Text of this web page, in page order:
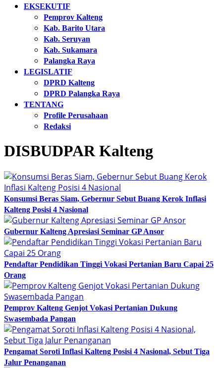
EKSEKUTIF
Pemprov Kalteng
Kab. Barito Utara
Kab. Seruyan
Kab. Sukamara
Palangka Raya
LEGISLATIF
DPRD Kalteng
DPRD Palangka Raya
TENTANG
Profile Perusahaan
Redaksi
DISBUDPAR Kalteng
Konsumsi Beras Siam, Gebernur Sebut Buang Kerok Inflasi
Kalteng Posisi 4 Nasional
Gubernur Kalteng Apresiasi Seminar GP Ansor
Pendaftar Pendidikan Tinggi Vokasi Pertanian Baru Capai 25
Orang
Pemprov Kalteng Genjot Vokasi Pertanian Dukung
Swasembada Pangan
Pengamat Soroti Inflasi Kalteng Posisi 4 Nasional, Sebut Tiga
Jalur Penanganan